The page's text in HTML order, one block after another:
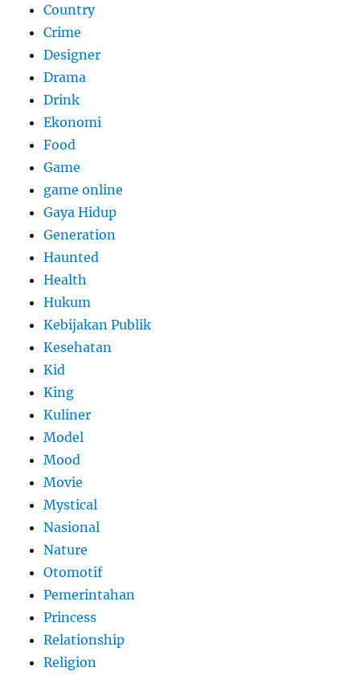
Country
Crime
Designer
Drama
Drink
Ekonomi
Food
Game
game online
Gaya Hidup
Generation
Haunted
Health
Hukum
Kebijakan Publik
Kesehatan
Kid
King
Kuliner
Model
Mood
Movie
Mystical
Nasional
Nature
Otomotif
Pemerintahan
Princess
Relationship
Religion